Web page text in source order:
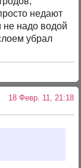
недают
не надо водой
убрал
18 Февр. 11, 21:18